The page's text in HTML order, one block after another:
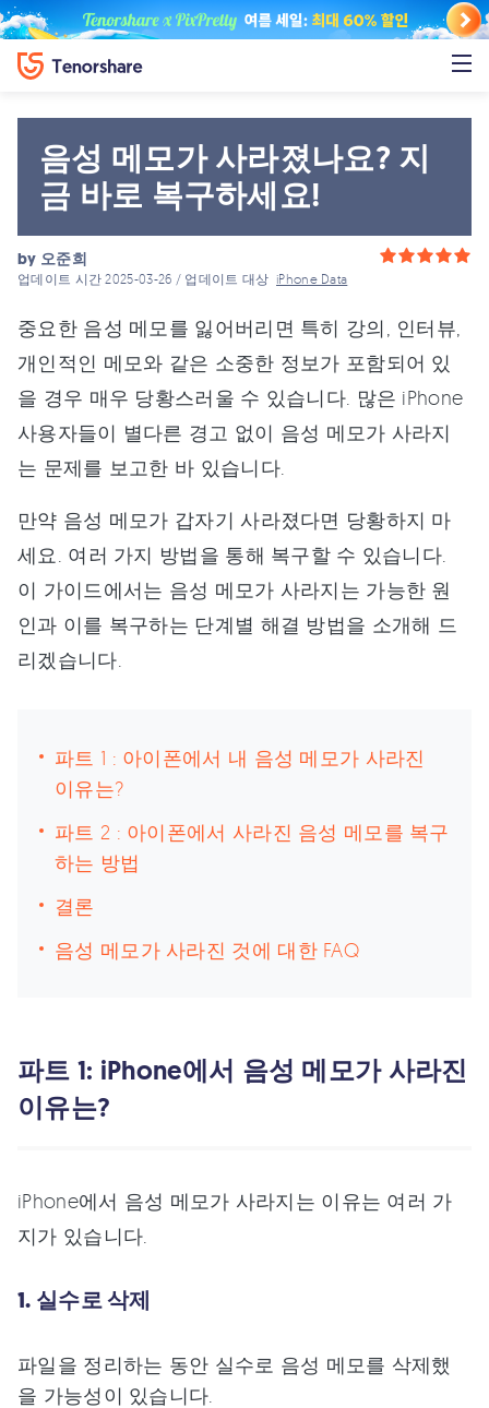
음성 메모가 사라졌나요? 지
금 바로 복구하세요!
by 오준희
업데이트 시간 2025-03-26 / 업데이트 대상iPhone Data
중요한 음성 메모를 잃어버리면 특히 강의, 인터뷰,
개인적인 메모와 같은 소중한 정보가 포함되어 있
을 경우 매우 당황스러울 수 있습니다. 많은 iPhone
사용자들이 별다른 경고 없이 음성 메모가 사라지
는 문제를 보고한 바 있습니다.
만약 음성 메모가 갑자기 사라졌다면 당황하지 마
세요. 여러 가지 방법을 통해 복구할 수 있습니다.
이 가이드에서는 음성 메모가 사라지는 가능한 원
인과 이를 복구하는 단계별 해결 방법을 소개해 드
리겠습니다.
파트 1 : 아이폰에서 내 음성 메모가 사라진
이유는?
파트 2 : 아이폰에서 사라진 음성 메모를 복구
하는 방법
결론
음성 메모가 사라진 것에 대한 FAQ
파트 1: iPhone에서 음성 메모가 사라진
이유는?
iPhone에서 음성 메모가 사라지는 이유는 여러 가
지가 있습니다.
1. 실수로 삭제
파일을 정리하는 동안 실수로 음성 메모를 삭제했
을 가능성이 있습니다.